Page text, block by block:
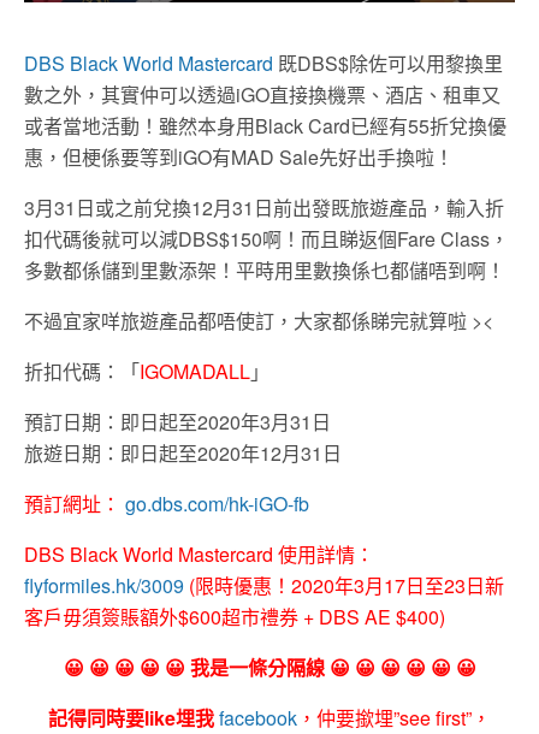
DBS Black World Mastercard 既DBS$除佐可以用黎換里
數之外，其實仲可以透過iGO直接換機票、酒店、租車又
或者當地活動！雖然本身用Black Card已經有55折兌換優
惠，但梗係要等到iGO有MAD Sale先好出手換啦！
3月31 日或之前兌換12月31 日前出發既旅遊產品，輸入折
扣代碼後就可以減DBS$150啊！ 而且睇返個Fare Class，
多數都係儲到里數添架！ 平時用里數換係乜都儲唔到啊！
不過宜家咩旅遊產品都唔使訂，大家都係睇完就算啦 ><
折扣代碼：「IGOMADALL」
預訂日期：即日起至2020年3月31日
旅遊日期：即日起至2020年12月31日
預訂網址： go.dbs.com/hk-iGO-fb
DBS Black World Mastercard 使用詳情：
flyformiles.hk/3009 (限時優惠！2020年3月17日至23日新
客戶毋須簽賬額外$600超市禮券 + DBS AE $400)
😀 😀 😀 😀 😀 我是一條分隔線 😀 😀 😀 😀 😀 😀
記得同時要like埋我facebook ，仲要撳埋”see first”，